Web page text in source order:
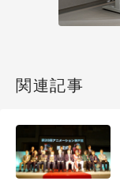
関連記事